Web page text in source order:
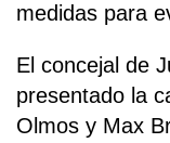
medidas para
El concejal de
presentado la
Olmos y Max